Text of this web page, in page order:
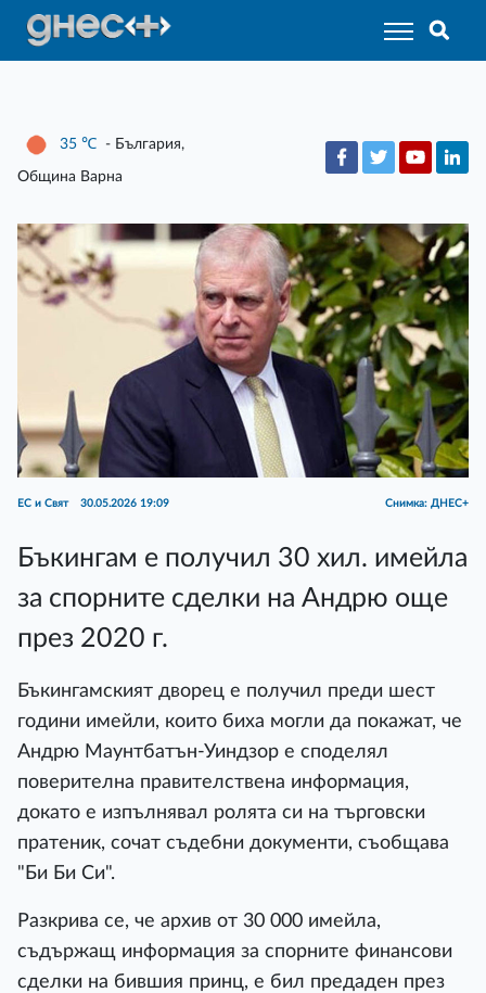
35 ℃ - България,
Община Варна
ЕС и Свят 30.05.2026 19:09 Снимка: ДНЕС+
Бъкингам е получил 30 хил. имейла
за спорните сделки на Андрю още
през 2020 г.
Бъкингамският дворец е получил преди шест
години имейли, които биха могли да покажат, че
Андрю Маунтбатън-Уиндзор е споделял
поверителна правителствена информация,
докато е изпълнявал ролята си на търговски
пратеник, сочат съдебни документи, съобщава
"Би Би Си".
Разкрива се, че архив от 30 000 имейла,
съдържащ информация за спорните финансови
сделки на бившия принц, е бил предаден през